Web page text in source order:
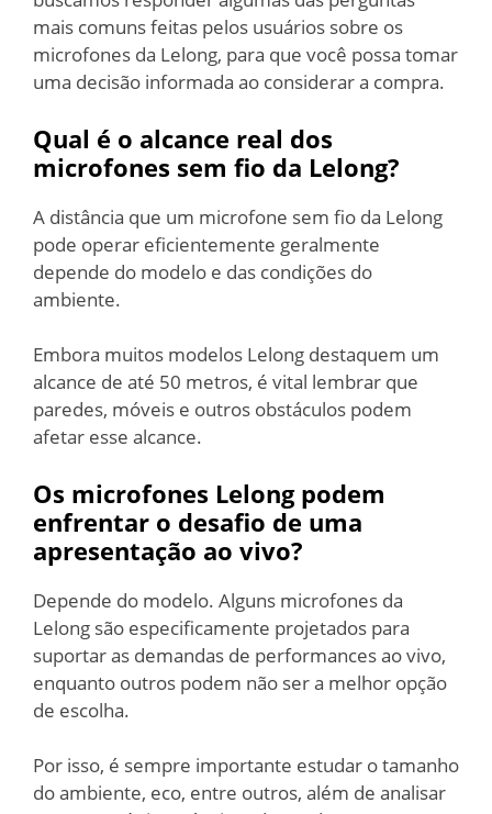
mais comuns feitas pelos usuários sobre os
microfones da Lelong, para que você possa tomar
uma decisão informada ao considerar a compra.
Qual é o alcance real dos
microfones sem fio da Lelong?
A distância que um microfone sem fio da Lelong
pode operar eficientemente geralmente
depende do modelo e das condições do
ambiente.
Embora muitos modelos Lelong destaquem um
alcance de até 50 metros, é vital lembrar que
paredes, móveis e outros obstáculos podem
afetar esse alcance.
Os microfones Lelong podem
enfrentar o desafio de uma
apresentação ao vivo?
Depende do modelo. Alguns microfones da
Lelong são especificamente projetados para
suportar as demandas de performances ao vivo,
enquanto outros podem não ser a melhor opção
de escolha.
Por isso, é sempre importante estudar o tamanho
do ambiente, eco, entre outros, além de analisar